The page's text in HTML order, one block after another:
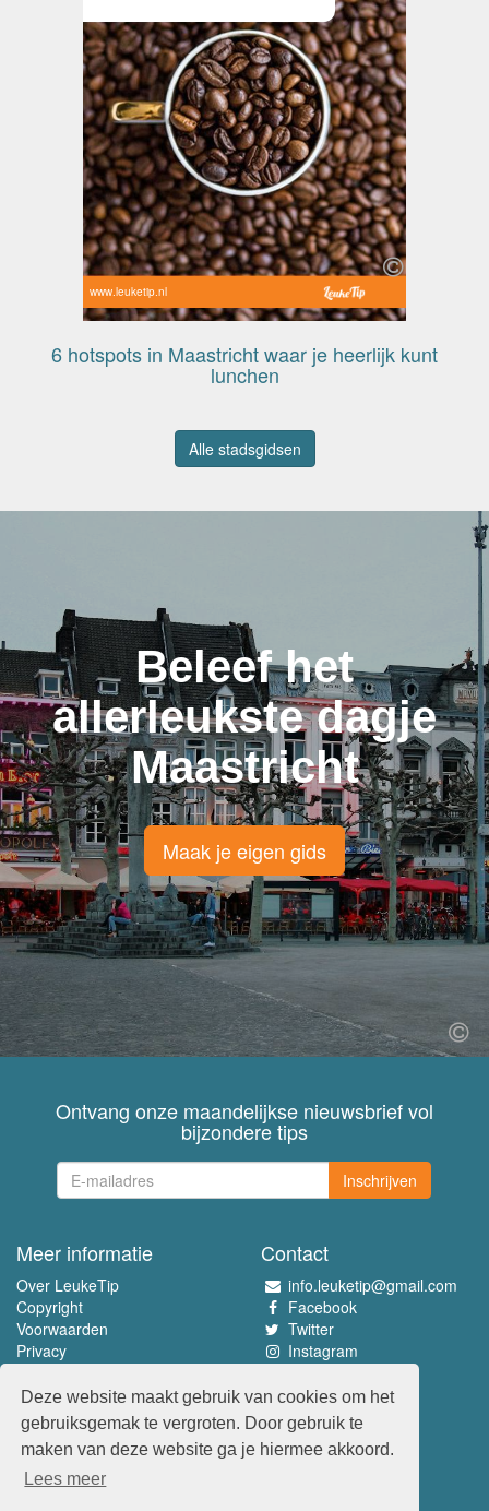
Deze website maakt gebruik van cookies om het
gebruiksgemak te vergroten. Door gebruik te
maken van deze website ga je hiermee akkoord.
Lees meer
www.leuketip.nl
6 hotspots in Maastricht waar je heerlijk kunt
lunchen
Alle stadsgidsen
Beleef het
allerleukste dagje
Maastricht
Maak je eigen gids
Ontvang onze maandelijkse nieuwsbrief vol
bijzondere tips
Inschrijven
Meer informatie
Over LeukeTip
Copyright
Voorwaarden
Privacy
Contact
info.leuketip@gmail.com
Facebook
Twitter
Instagram
Beleef het allerleukste
www.leuketip.nl
www.leuketip.com
www.leuketip.de